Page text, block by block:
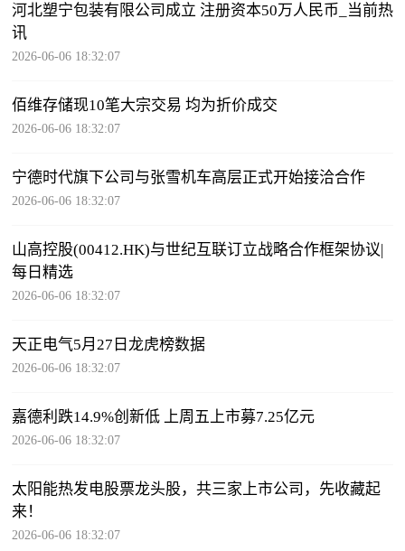
河北塑宁包装有限公司成立 注册资本50万人民币_当前热
讯
2026-06-06 18:32:07
佰维存储现10笔大宗交易 均为折价成交
2026-06-06 18:32:07
宁德时代旗下公司与张雪机车高层正式开始接洽合作
2026-06-06 18:32:07
山高控股(00412.HK)与世纪互联订立战略合作框架协议|
每日精选
2026-06-06 18:32:07
天正电气5月27日龙虎榜数据
2026-06-06 18:32:07
嘉德利跌14.9%创新低 上周五上市募7.25亿元
2026-06-06 18:32:07
太阳能热发电股票龙头股，共三家上市公司，先收藏起
来！
2026-06-06 18:32:07